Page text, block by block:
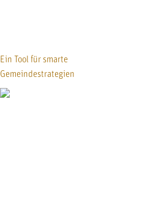
Ein Tool für smarte
Gemeindestrategien